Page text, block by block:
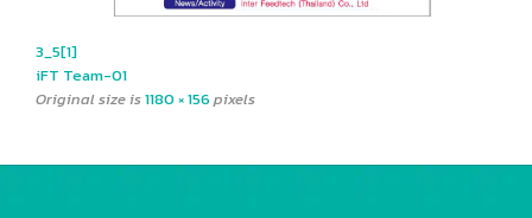
3_5[1]
iFT Team-01
Original size is1180 × 156 pixels